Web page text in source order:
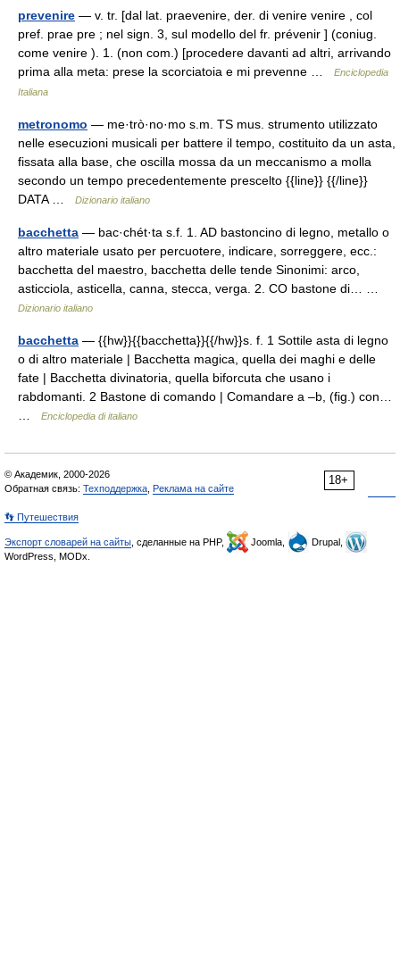
prevenire — v. tr. [dal lat. praevenire, der. di venire venire , col
pref. prae pre ; nel sign. 3, sul modello del fr. prévenir ] (coniug.
come venire ). 1. (non com.) [procedere davanti ad altri, arrivando
prima alla meta: prese la scorciatoia e mi prevenne …
Enciclopedia
Italiana
metronomo — me·trò·no·mo s.m. TS mus. strumento utilizzato
nelle esecuzioni musicali per battere il tempo, costituito da un asta,
fissata alla base, che oscilla mossa da un meccanismo a molla
secondo un tempo precedentemente prescelto {{line}} {{/line}}
DATA …
Dizionario italiano
bacchetta — bac·chét·ta s.f. 1. AD bastoncino di legno, metallo o
altro materiale usato per percuotere, indicare, sorreggere, ecc.:
bacchetta del maestro, bacchetta delle tende Sinonimi: arco,
asticciola, asticella, canna, stecca, verga. 2. CO bastone di… …
Dizionario italiano
bacchetta — {{hw}}{{bacchetta}}{{/hw}}s. f. 1 Sottile asta di legno
o di altro materiale | Bacchetta magica, quella dei maghi e delle
fate | Bacchetta divinatoria, quella biforcuta che usano i
rabdomanti. 2 Bastone di comando | Comandare a –b, (fig.) con…
Enciclopedia di italiano
18+
© Академик, 2000-2026
Обратная связь: Техподдержка Реклама на сайте
👣 Путешествия
Экспорт словарей на сайты , сделанные на PHP, Joomla,
Drupal,
WordPress, MODx.